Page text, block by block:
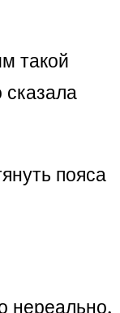
такой
сказала
пояса
нереально.